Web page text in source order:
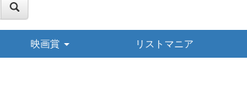
映画賞 リストマニア